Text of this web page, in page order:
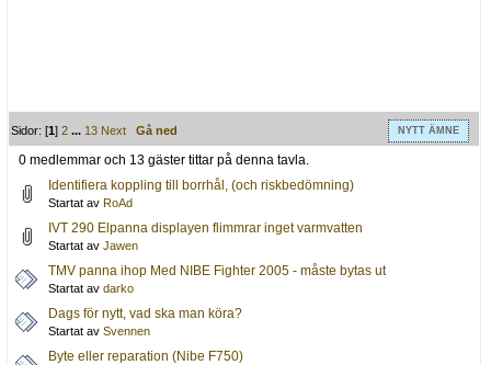
Sidor: [1]2 ... 13 Next Gå ned NYTT ÄMNE
0 medlemmar och 13 gäster tittar på denna tavla.
Identifiera koppling till borrhål, (och riskbedömning)
Startat av RoAd
IVT 290 Elpanna displayen flimmrar inget varmvatten
Startat av Jawen
TMV panna ihop Med NIBE Fighter 2005 - måste bytas ut
Startat av darko
Dags för nytt, vad ska man köra?
Startat av Svennen
Byte eller reparation (Nibe F750)